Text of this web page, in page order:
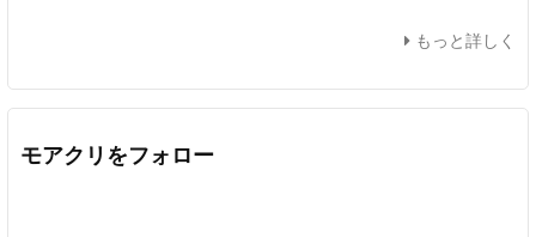
もっと詳しく
モアクリをフォロー